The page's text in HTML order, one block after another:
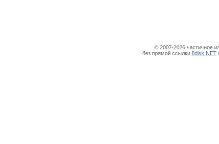
© 2007-2026 частичное
без прямой ссылки 8disk.NET